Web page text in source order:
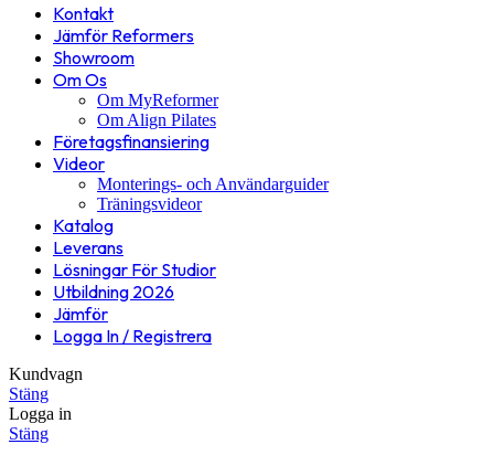
Kontakt
Jämför Reformers
Showroom
Om Os
Om MyReformer
Om Align Pilates
Företagsfinansiering
Videor
Monterings- och Användarguider
Träningsvideor
Katalog
Leverans
Lösningar För Studior
Utbildning 2026
Jämför
Logga In / Registrera
Kundvagn
Stäng
Logga in
Stäng